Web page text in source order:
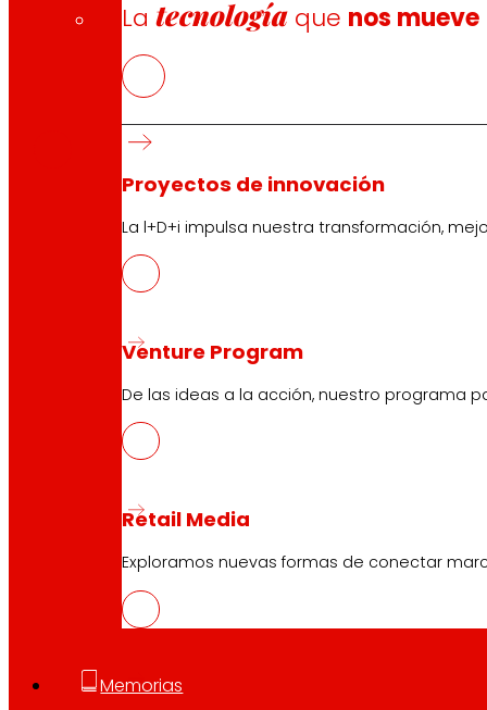
Latecnología que nos mueve
Proyectos de innovación
La l+D+i impulsa nuestra transformación,
Venture Program
De las ideas a la acción, nuestro programa
Retail Media
Exploramos nuevas formas de conectar
Memorias
Atención al cliente:944 943 444
EROSKI Corporativo
Compromisos